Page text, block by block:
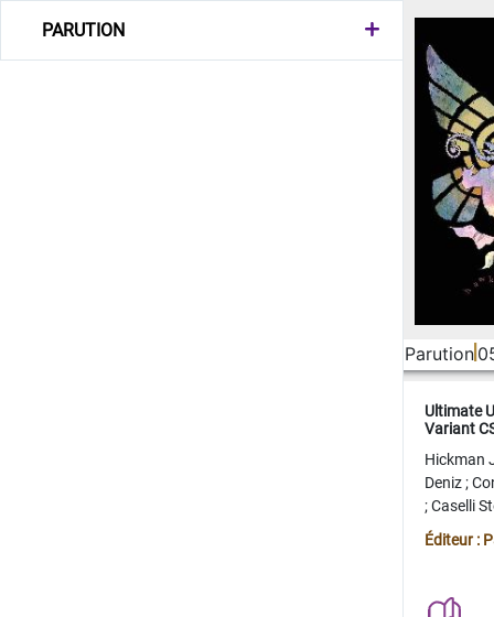
PARUTION
Parution
Ultimate
Variant
Hickman
Deniz;
;Caselli
Juan
Éditeur :